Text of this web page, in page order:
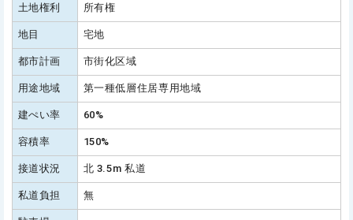
土地権利 所有権
地目 宅地
都市計画 市街化区域
用途地域 第一種低層住居専用地域
建ぺい率 60%
容積率 150%
接道状況 北 3.5m 私道
私道負担 無